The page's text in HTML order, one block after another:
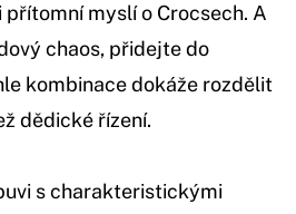
myslí o Crocsech. A
chaos, přidejte do
kombinace dokáže rozdělit
dědické řízení.
s charakteristickými